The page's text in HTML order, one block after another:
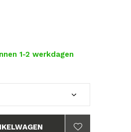
1-2 werkdagen